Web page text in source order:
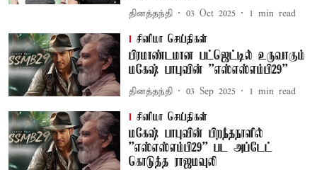
தினத்தந்தி 03 Oct 2025 1 min read
சினிமா செய்திகள்
பிரமாண்டமான பட்ஜெட்டில் உருவாகும்
மகேஷ் பாபுவின் ''எஸ்எஸ்எம்பி29''
தினத்தந்தி 03 Sep 2025 1 min read
சினிமா செய்திகள்
மகேஷ் பாபுவின் பிறந்தநாளில்
''எஸ்எஸ்எம்பி29'' பட அப்டேட்
கொடுத்த ராஜமவுலி